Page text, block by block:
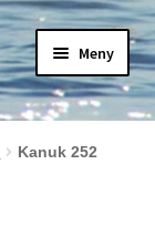
Meny
Kanuk 252